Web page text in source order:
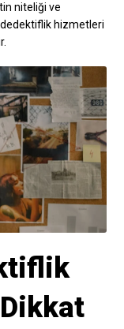
niteliği ve
dedektiflik hizmetleri